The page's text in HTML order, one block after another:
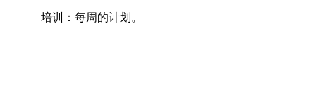
培训：每周的计划。